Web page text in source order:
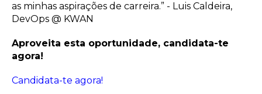
as minhas aspirações de carreira.” - Luis Caldeira,
DevOps @ KWAN
Aproveita esta oportunidade, candidata-te
agora!
Candidata-te agora!